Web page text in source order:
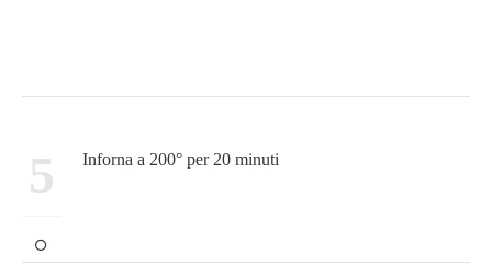
5 Inforna a 200° per 20 minuti